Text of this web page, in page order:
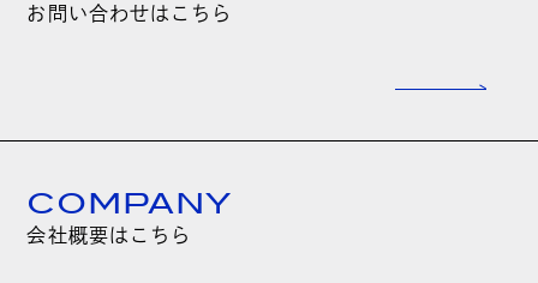
お問い合わせはこちら
COMPANY
会社概要はこちら